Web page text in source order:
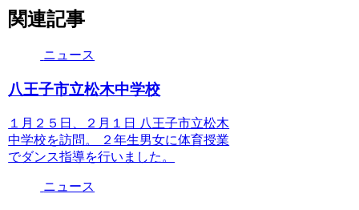
関連記事
ニュース
八王子市立松木中学校
１月２５日、２月１日 八王子市立松木
中学校を訪問。 ２年生男女に体育授業
でダンス指導を行いました。
ニュース